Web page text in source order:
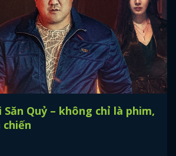
Quỷ – không chỉ là phim,